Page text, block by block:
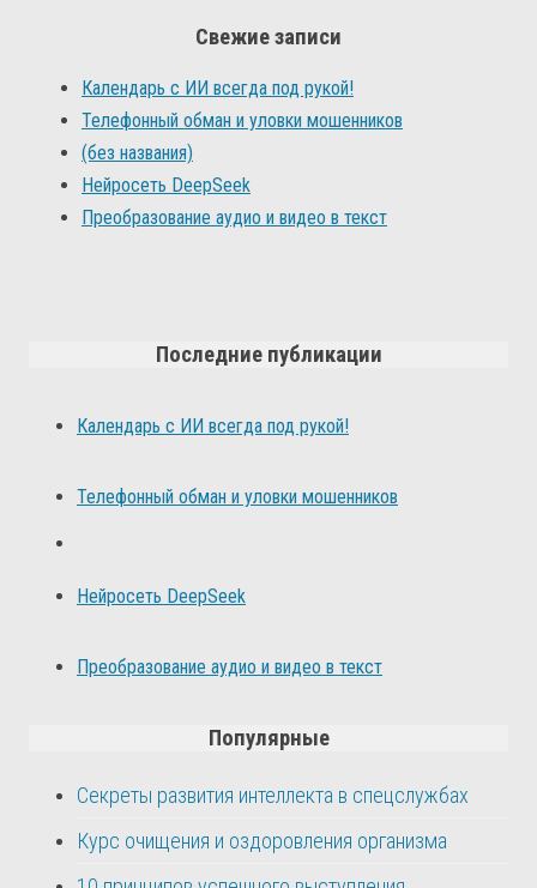
Свежие записи
Календарь с ИИ всегда под рукой!
Телефонный обман и уловки мошенников
(без названия)
Нейросеть DeepSeek
Преобразование аудио и видео в текст
Последние публикации
Календарь с ИИ всегда под рукой!
Телефонный обман и уловки мошенников
Нейросеть DeepSeek
Преобразование аудио и видео в текст
Популярные
Секреты развития интеллекта в спецслужбах
Курс очищения и оздоровления организма